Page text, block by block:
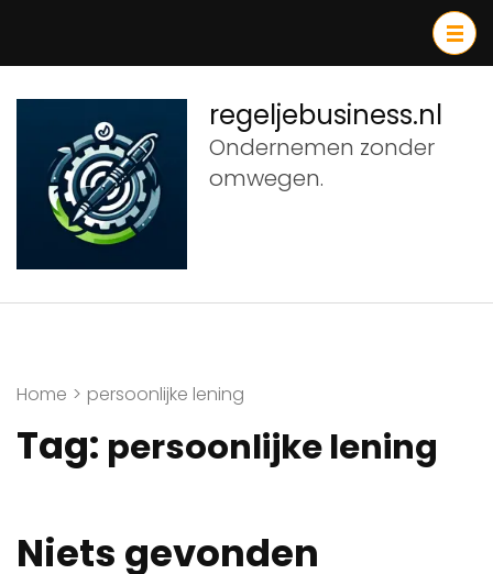
inhoud
(druk
Enter)
regeljebusiness.nl
Ondernemen zonder
omwegen.
Home > persoonlijke lening
Tag: persoonlijke lening
Niets gevonden